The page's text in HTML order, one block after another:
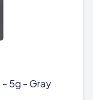
- 5g - Gray